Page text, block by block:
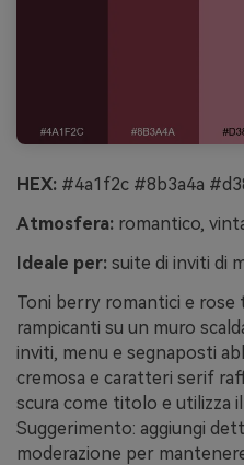
HEX: #4a1f2c #8b3a4a
Atmosfera: romantico,
Ideale per: suite di inviti di
Toni berry romantici e rose
rampicanti su un muro
inviti, menu e segnaposti
cremosa e caratteri serif
scura come titolo e utilizza
Suggerimento: aggiungi
moderazione per